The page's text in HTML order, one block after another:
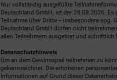
Nur vollständig ausgefüllte
Deutschland GmbH, ist der 28.08.2026.
Teilnahme über Dritte – insbesondere sog.
Deutschland GmbH dürfen nicht
allen Teilnehmern ausgelost und schriftlich
Datenschutzhinweis
Um an dem Gewinnspiel teilnehmen zu
gekennzeichnet. Die erhobenen
Informationen auf Grund dieser